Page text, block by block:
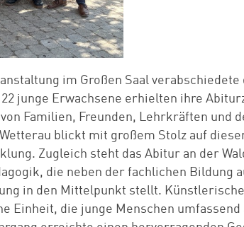
im Großen Saal
junge Erwachsene erhielten ihre
Familien, Freunden, Lehrkräften und
blickt mit großem Stolz auf
Zugleich steht das Abitur an der
die neben der fachlichen Bildung
in den Mittelpunkt stellt.
Einheit, die junge Menschen